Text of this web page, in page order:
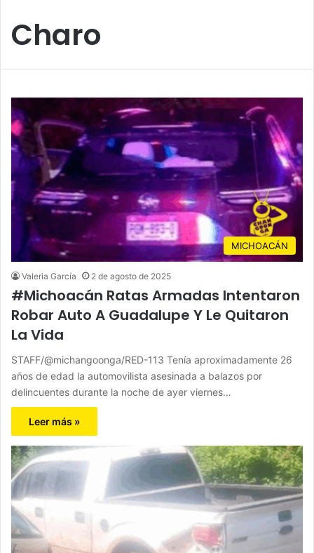
Charo
MICHOACÁN
Valeria García 2 de agosto de 2025
#Michoacán Ratas Armadas Intentaron
Robar Auto A Guadalupe Y Le Quitaron
La Vida
STAFF/@michangoonga/RED-113 Tenía aproximadamente 26
años de edad la automovilista asesinada a balazos por
delincuentes durante la noche de ayer viernes…
Leer más »